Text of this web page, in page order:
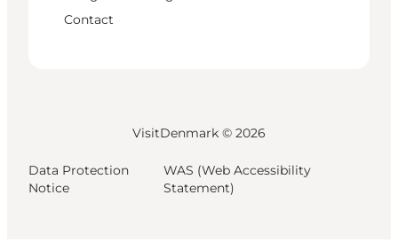
Contact
VisitDenmark © 2026
Data Protection
Notice
WAS (Web Accessibility
Statement)